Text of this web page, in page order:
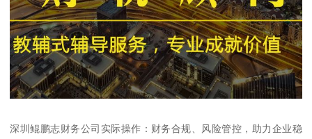
深圳鲲鹏志财务公司实际操作：财务合规、风险管控，助力企业稳